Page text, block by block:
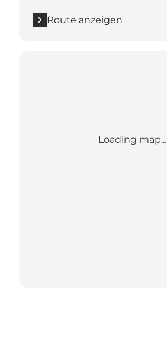
Route anzeigen
Loading map...